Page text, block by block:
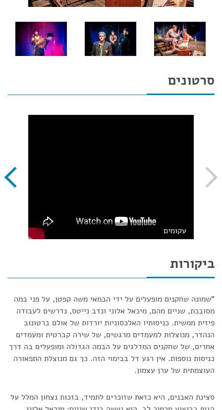
סרטונים
עקומים
ביקורות
"שמונה שחקנים מופעלים על ידי הבמאי משה קפטן, על פני במה
מסובכת, שניים מהם, מיכאל אלוני ונדב נייטס, נדרשים לעבודה
פיזית ממשית. כניסותיו האלכסוניות יורדות של אולם ברטונוב
הנהדר, מנוצלות למעמדים מרגשים, של שירה קברטית ומעמדים
אחרים, של שחקנים המדלגים על הבמה הגדולה ומופעלים בה דרך
כניסות נוספות. אין רגע דל בבימוי הזה. כך גם מנוצלת התפאורה
העוצמתית של ערן עצמון.
סצינת האבנים, היא כזאת שזוכרים לתמיד, בזכות נצחון המלל על